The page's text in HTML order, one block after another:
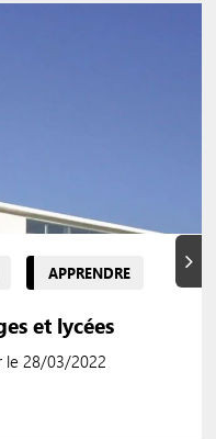
APPRENDRE
et lycées
le 28/03/2022